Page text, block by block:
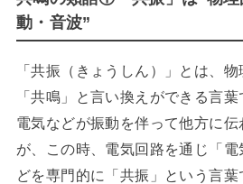
動・音波”
「共振（きょうしん）」とは、
「共鳴」と言い換えができる言
電気などが振動を伴って他方に
が、この時、電気回路を通じ「
どを専門的に「共振」という言葉